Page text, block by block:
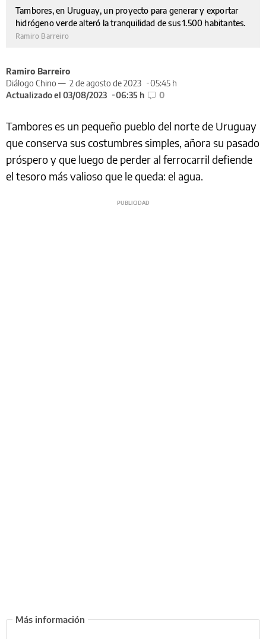
Tambores, en Uruguay, un proyecto para generar y exportar
hidrógeno verde alteró la tranquilidad de sus 1.500 habitantes.
Ramiro Barreiro
Ramiro Barreiro
Diálogo Chino — 2 de agosto de 2023
05:45 h
Actualizado el 03/08/2023
06:35 h 0
Tambores es un pequeño pueblo del norte de Uruguay
que conserva sus costumbres simples, añora su pasado
próspero y que luego de perder al ferrocarril defiende
el tesoro más valioso que le queda: el agua.